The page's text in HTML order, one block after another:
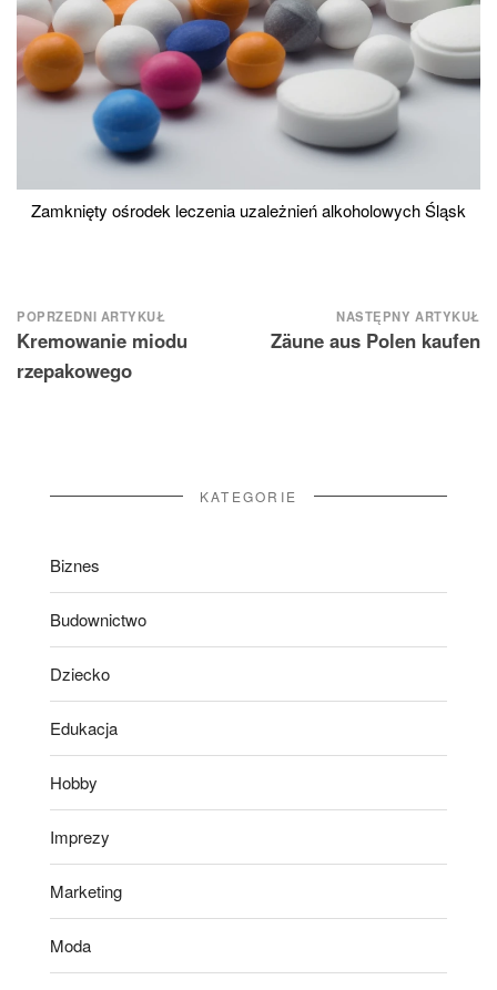
Zamknięty ośrodek leczenia uzależnień alkoholowych Śląsk
Nawigacja
wpisu
POPRZEDNI ARTYKUŁ
Kremowanie miodu
rzepakowego
NASTĘPNY ARTYKUŁ
Zäune aus Polen kaufen
KATEGORIE
Biznes
Budownictwo
Dziecko
Edukacja
Hobby
Imprezy
Marketing
Moda